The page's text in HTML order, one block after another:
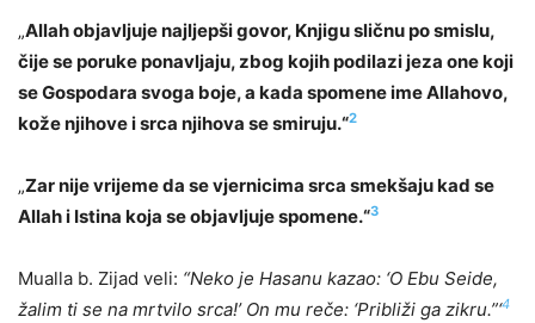
„Allah objavljuje najljepši govor, Knjigu sličnu po smislu,
čije se poruke ponavljaju, zbog kojih podilazi jeza one koji
se Gospodara svoga boje, a kada spomene ime Allahovo,
kože njihove i srca njihova se smiruju.“2
„Zar nije vrijeme da se vjernicima srca smekšaju kad se
Allah i Istina koja se objavljuje spomene.“3
Mualla b. Zijad veli: “Neko je Hasanu kazao: ‘O Ebu Seide,
žalim ti se na mrtvilo srca!’ On mu reče: ‘Približi ga zikru.”‘4